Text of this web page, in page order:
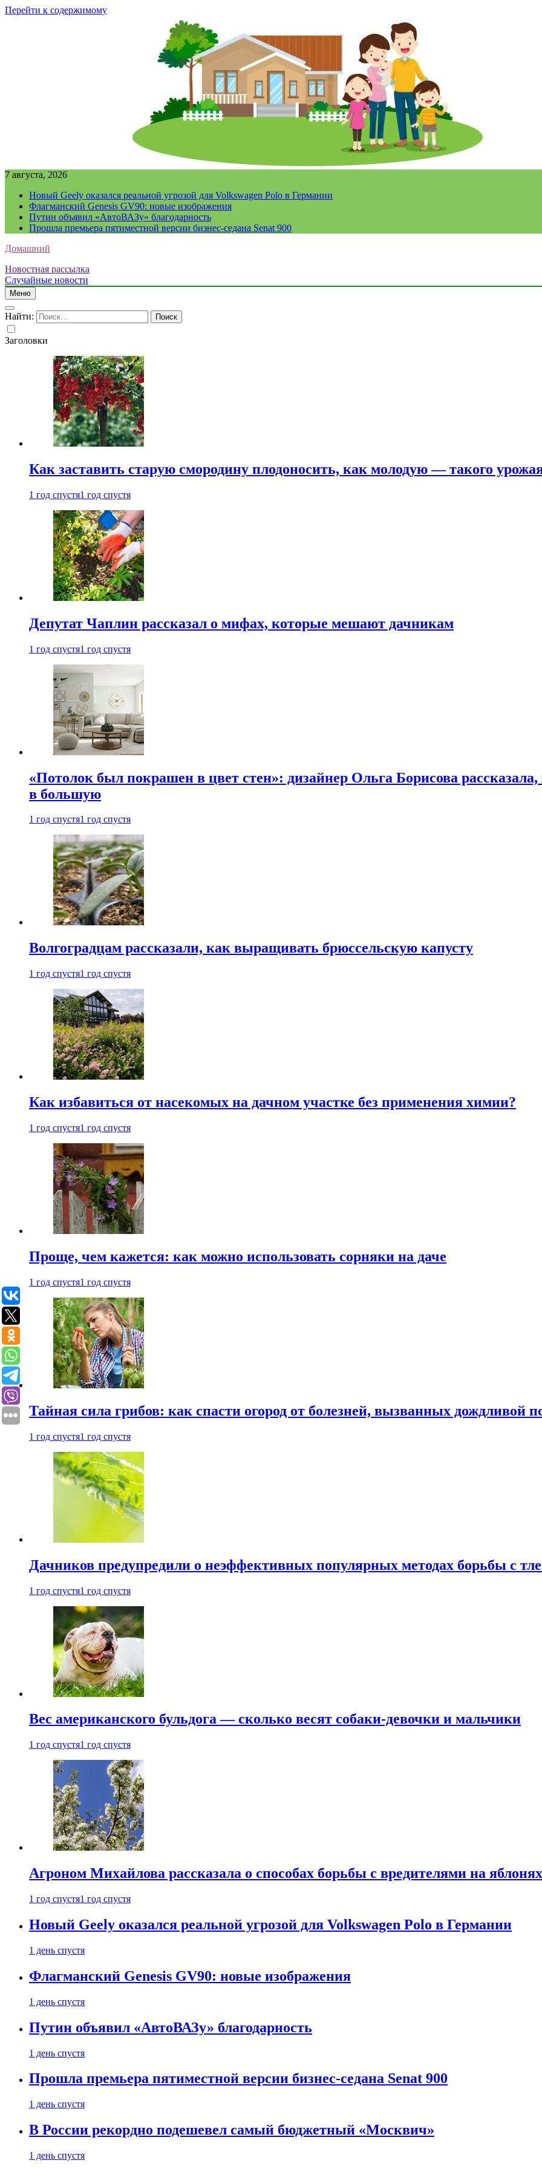
Перейти к содержимому
7 августа, 2026
Новый Geely оказался реальной угрозой для Volkswagen Polo в Германии
Флагманский Genesis GV90: новые изображения
Путин объявил «АвтоВАЗу» благодарность
Прошла премьера пятиместной версии бизнес-седана Senat 900
Домашний
Новостная рассылка
Случайные новости
Меню
Найти:
Заголовки
Как заставить старую смородину плодоносить, как молодую — такого
1 год спустя1 год спустя
Депутат Чаплин рассказал о мифах, которые мешают дачникам
1 год спустя1 год спустя
«Потолок был покрашен в цвет стен»: дизайнер Ольга Борисова
в большую
1 год спустя1 год спустя
Волгоградцам рассказали, как выращивать брюссельскую капусту
1 год спустя1 год спустя
Как избавиться от насекомых на дачном участке без применения химии?
1 год спустя1 год спустя
Проще, чем кажется: как можно использовать сорняки на даче
1 год спустя1 год спустя
Тайная сила грибов: как спасти огород от болезней, вызванных дождливой
1 год спустя1 год спустя
Дачников предупредили о неэффективных популярных методах борьбы с
1 год спустя1 год спустя
Вес американского бульдога — сколько весят собаки-девочки и мальчики
1 год спустя1 год спустя
Агроном Михайлова рассказала о способах борьбы с вредителями на яблонях
1 год спустя1 год спустя
Новый Geely оказался реальной угрозой для Volkswagen Polo в Германии
1 день спустя
Флагманский Genesis GV90: новые изображения
1 день спустя
Путин объявил «АвтоВАЗу» благодарность
1 день спустя
Прошла премьера пятиместной версии бизнес-седана Senat 900
1 день спустя
В России рекордно подешевел самый бюджетный «Москвич»
1 день спустя